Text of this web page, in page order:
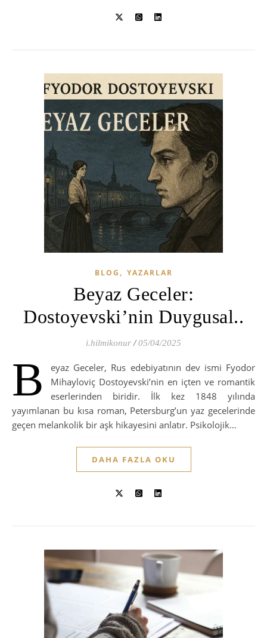
BLOG , YAZARLAR
Beyaz Geceler:
Dostoyevski’nin Duygusal..
i.hilmikonur / 05/04/2025
B
eyaz Geceler, Rus edebiyatının dev ismi Fyodor
Mihayloviç Dostoyevski’nin en içten ve romantik
eserlerinden biridir. İlk kez 1848 yılında
yayımlanan bu kısa roman, Petersburg’un yaz gecelerinde
geçen melankolik bir aşk hikayesini anlatır. Psikolojik…
DAHA FAZLA OKU